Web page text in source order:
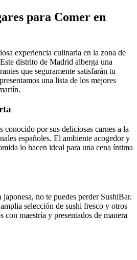
para Comer en
experiencia culinaria en la zona de
distrito de Madrid alberga una
que seguramente satisfarán tu
una lista de los mejores
conocido por sus deliciosas carnes a la
españoles. El ambiente acogedor y
lo hacen ideal para una cena íntima
japonesa, no te puedes perder SushiBar.
selección de sushi fresco y otros
con maestría y presentados de manera